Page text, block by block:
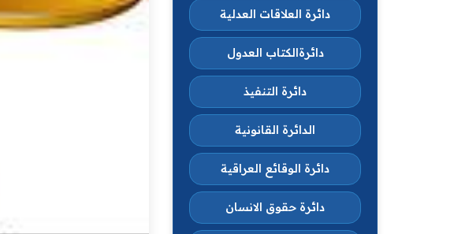
دائرة العلاقات العدلية
دائرةالكتاب العدول
دائرة التنفيذ
الدائرة القانونية
دائرة الوقائع العراقية
دائرة حقوق الانسان